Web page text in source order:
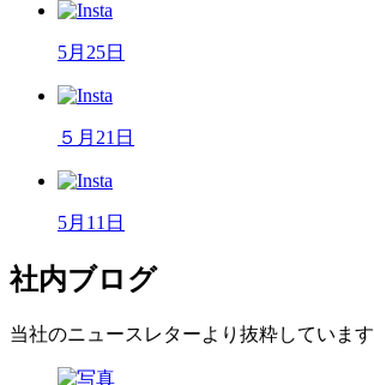
5月25日
５月21日
5月11日
社内ブログ
当社のニュースレターより抜粋しています